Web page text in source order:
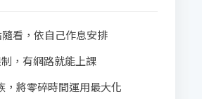
看，依自己作息安排
，有網路就能上課
，將零碎時間運用最大化